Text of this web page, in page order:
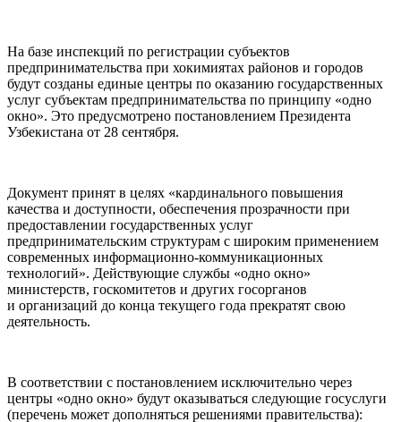
На базе инспекций по регистрации субъектов
предпринимательства при хокимиятах районов и городов
будут созданы единые центры по оказанию государственных
услуг субъектам предпринимательства по принципу «одно
окно». Это предусмотрено постановлением Президента
Узбекистана от 28 сентября.
Документ принят в целях «кардинального повышения
качества и доступности, обеспечения прозрачности при
предоставлении государственных услуг
предпринимательским структурам с широким применением
современных информационно-коммуникационных
технологий». Действующие службы «одно окно»
министерств, госкомитетов и других госорганов
и организаций до конца текущего года прекратят свою
деятельность.
В соответствии с постановлением исключительно через
центры «одно окно» будут оказываться следующие госуслуги
(перечень может дополняться решениями правительства):